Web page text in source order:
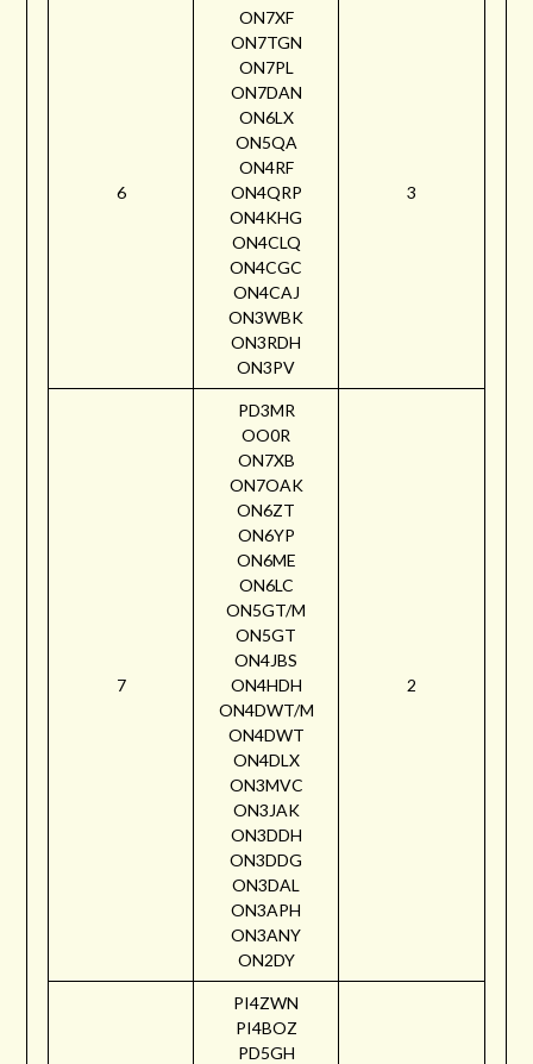
6
ON7XF
ON7TGN
ON7PL
ON7DAN
ON6LX
ON5QA
ON4RF
ON4QRP
ON4KHG
ON4CLQ
ON4CGC
ON4CAJ
ON3WBK
ON3RDH
ON3PV
3
7
PD3MR
OO0R
ON7XB
ON7OAK
ON6ZT
ON6YP
ON6ME
ON6LC
ON5GT/M
ON5GT
ON4JBS
ON4HDH
ON4DWT/M
ON4DWT
ON4DLX
ON3MVC
ON3JAK
ON3DDH
ON3DDG
ON3DAL
ON3APH
ON3ANY
ON2DY
2
PI4ZWN
PI4BOZ
PD5GH